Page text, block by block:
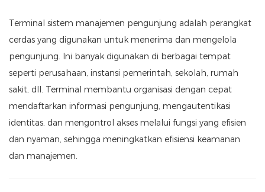
Terminal sistem manajemen pengunjung adalah perangkat
cerdas yang digunakan untuk menerima dan mengelola
pengunjung. Ini banyak digunakan di berbagai tempat
seperti perusahaan, instansi pemerintah, sekolah, rumah
sakit, dll. Terminal membantu organisasi dengan cepat
mendaftarkan informasi pengunjung, mengautentikasi
identitas, dan mengontrol akses melalui fungsi yang efisien
dan nyaman, sehingga meningkatkan efisiensi keamanan
dan manajemen.